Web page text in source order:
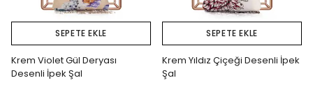
SEPETE EKLE
Krem Violet Gül Deryası
Desenli İpek Şal
SEPETE EKLE
Krem Yıldız Çiçeği Desenli İpek
Şal